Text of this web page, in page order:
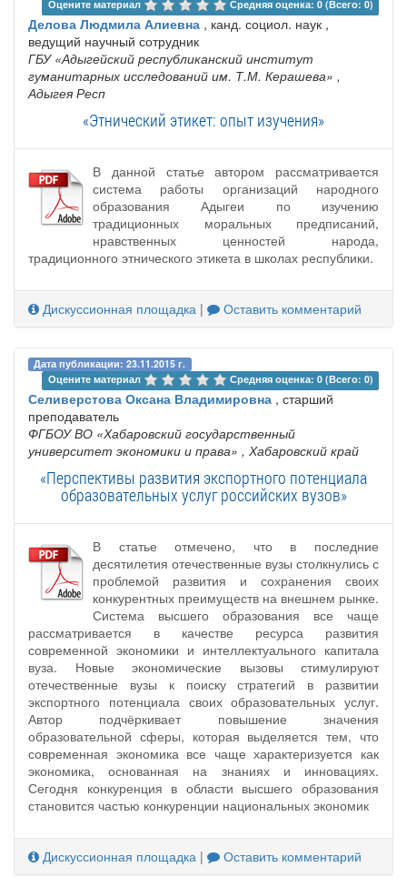
Оцените материал Средняя оценка: 0 (Всего: 0)
Делова Людмила Алиевна , канд. социол. наук ,
ведущий научный сотрудник
ГБУ «Адыгейский республиканский институт
гуманитарных исследований им. Т.М. Керашева» ,
Адыгея Респ
«Этнический этикет: опыт изучения»
В данной статье автором рассматривается
система работы организаций народного
образования Адыгеи по изучению
традиционных моральных предписаний,
нравственных ценностей народа,
традиционного этнического этикета в школах республики.
Дискуссионная площадка | Оставить комментарий
Дата публикации: 23.11.2015 г.
Оцените материал
Средняя оценка: 0 (Всего: 0)
Селиверстова Оксана Владимировна , старший
преподаватель
ФГБОУ ВО «Хабаровский государственный
университет экономики и права» , Хабаровский край
«Перспективы развития экспортного потенциала
образовательных услуг российских вузов»
В статье отмечено, что в последние
десятилетия отечественные вузы столкнулись с
проблемой развития и сохранения своих
конкурентных преимуществ на внешнем рынке.
Система высшего образования все чаще
рассматривается в качестве ресурса развития
современной экономики и интеллектуального капитала
вуза. Новые экономические вызовы стимулируют
отечественные вузы к поиску стратегий в развитии
экспортного потенциала своих образовательных услуг.
Автор подчёркивает повышение значения
образовательной сферы, которая выделяется тем, что
современная экономика все чаще характеризуется как
экономика, основанная на знаниях и инновациях.
Сегодня конкуренция в области высшего образования
становится частью конкуренции национальных экономик
Дискуссионная площадка | Оставить комментарий